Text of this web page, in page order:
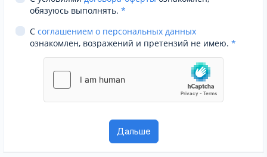
обязуюсь выполнять. *
С соглашением о персональных данных
ознакомлен, возражений и претензий не имею. *